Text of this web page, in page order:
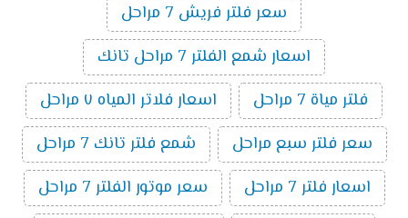
سعر فلتر فريش 7 مراحل
اسعار شمع الفلتر 7 مراحل تانك
فلتر مياة 7 مراحل
اسعار فلاتر المياه ٧ مراحل
سعر فلتر سبع مراحل
شمع فلتر تانك 7 مراحل
اسعار فلتر 7 مراحل
سعر موتور الفلتر 7 مراحل